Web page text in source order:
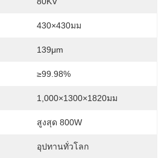
430×430มม
139μm
≥99.98%
1,000×1300×1820มม
สูงสุด 800W
อุปทานทั่วโลก